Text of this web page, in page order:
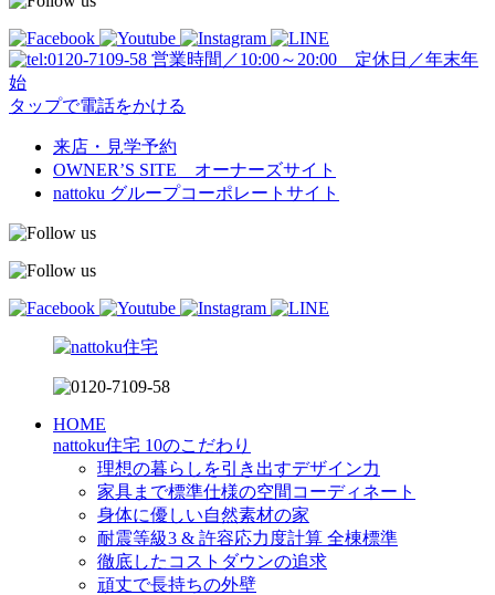
営業時間／10:00～20:00 定休日／年末年
始
タップで電話をかける
来店・見学予約
OWNER’S SITE オーナーズサイト
nattoku グループコーポレートサイト
HOME
nattoku住宅 10のこだわり
理想の暮らしを引き出すデザイン力
家具まで標準仕様の空間コーディネート
身体に優しい自然素材の家
耐震等級3 & 許容応力度計算 全棟標準
徹底したコストダウンの追求
頑丈で長持ちの外壁